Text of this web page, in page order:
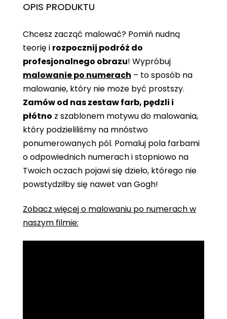
OPIS PRODUKTU
Chcesz zacząć malować? Pomiń nudną
teorię i rozpocznij podróż do
profesjonalnego obrazu! Wypróbuj
malowanie po numerach – to sposób na
malowanie, który nie może być prostszy.
Zamów od nas zestaw farb, pędzli i
płótno z szablonem motywu do malowania,
który podzieliliśmy na mnóstwo
ponumerowanych pól. Pomaluj pola farbami
o odpowiednich numerach i stopniowo na
Twoich oczach pojawi się dzieło, którego nie
powstydziłby się nawet van Gogh!
Zobacz więcej o malowaniu po numerach w
naszym filmie: